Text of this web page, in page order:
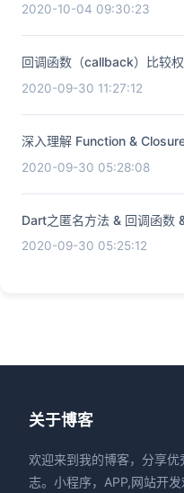
2020-10-04 09:30:23
回调函数（callback）比较
2020-09-30 11:27:12
深入理解 Function &
2020-09-30 05:28:08
Dart之匿名方法 & 回调函数
2020-09-30 05:25:12
关于博客
欢迎来到我的博客，分享
志。小程序，APP,网站开